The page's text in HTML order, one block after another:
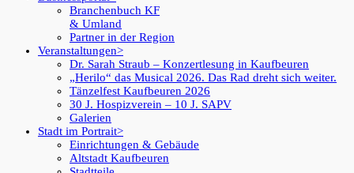
Branchenbuch KF
& Umland
Partner in der Region
Veranstaltungen
Dr. Sarah Straub – Konzertlesung in Kaufbeuren
„Herilo“ das Musical 2026. Das Rad dreht sich weiter.
Tänzelfest Kaufbeuren 2026
30 J. Hospizverein – 10 J. SAPV
Galerien
Stadt im Portrait
Einrichtungen & Gebäude
Altstadt Kaufbeuren